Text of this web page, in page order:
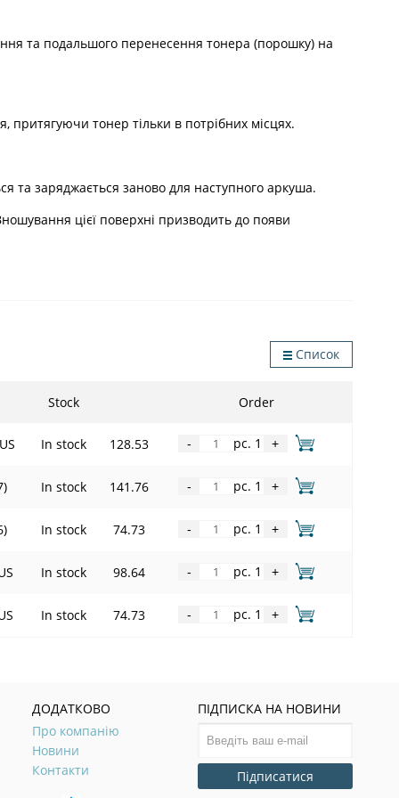
та подальшого перенесення тонера (порошку) на
тонер тільки в потрібних місцях.
та заряджається заново для наступного аркуша.
цієї поверхні призводить до появи
Список
Stock Order
In stock 128.53 - pc. 1 +
In stock 141.76 - pc. 1 +
In stock 74.73 - pc. 1 +
In stock 98.64 - pc. 1 +
In stock 74.73 - pc. 1 +
ДОДАТКОВО
Про компанію
Новини
Контакти
ПІДПИСКА НА НОВИНИ
Підписатися